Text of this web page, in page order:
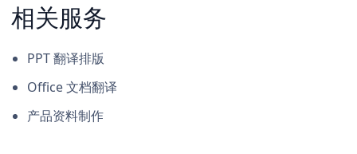
相关服务
PPT 翻译排版
Office 文档翻译
产品资料制作